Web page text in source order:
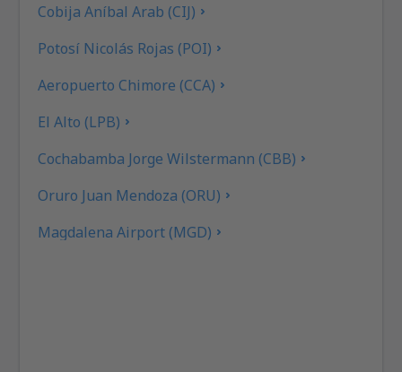
Cobija Aníbal Arab (CIJ)
Potosí Nicolás Rojas (POI)
Aeropuerto Chimore (CCA)
El Alto (LPB)
Cochabamba Jorge Wilstermann (CBB)
Oruro Juan Mendoza (ORU)
Magdalena Airport (MGD)